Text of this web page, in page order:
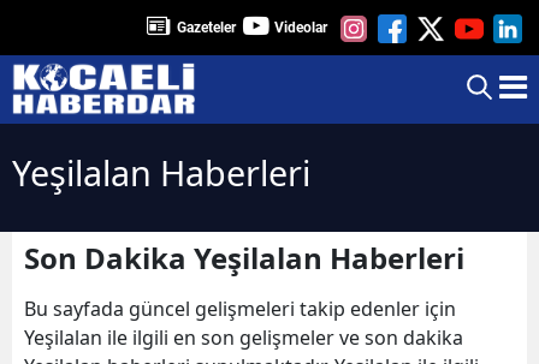
Gazeteler Videolar
Yeşilalan Haberleri
Son Dakika Yeşilalan Haberleri
Bu sayfada güncel gelişmeleri takip edenler için
Yeşilalan ile ilgili en son gelişmeler ve son dakika